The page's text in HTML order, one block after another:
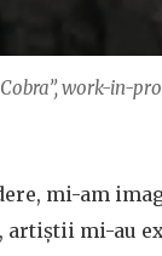
work-in-
mi-am
artiștii mi-au